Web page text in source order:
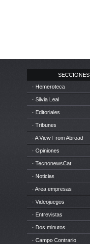
SECCIONES
· Hemeroteca
· Silvia Leal
· Editoriales
· Tribunes
· A View From Abroad
· Opiniones
· TecnonewsCat
· Noticias
· Area empresas
· Videojuegos
· Entrevistas
· Dos minutos
· Campo Contrario